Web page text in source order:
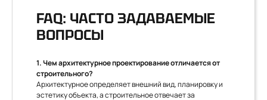
FAQ: ЧАСТО ЗАДАВАЕМЫЕ
ВОПРОСЫ
1. Чем архитектурное проектирование отличается от
строительного?
Архитектурное определяет внешний вид, планировку и
эстетику объекта, а строительное отвечает за